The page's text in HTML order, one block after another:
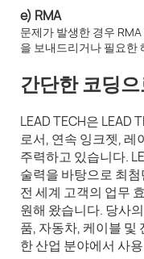
e) RMA
문제가 발생한 경우
을 보내드리거나 필요한
간단한 코딩
LEAD TECH은 LEAD
로서, 연속 잉크젯, 레
주력하고 있습니다.
술력을 바탕으로 최
전 세계 고객의 업무
원해 왔습니다. 당사
품, 자동차, 케이블 및
한 산업 분야에서 사